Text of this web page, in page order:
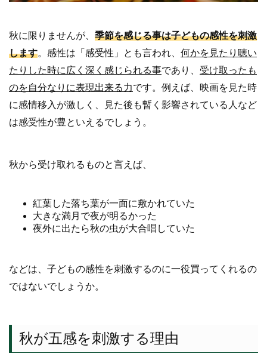
秋に限りませんが、 季節を感じる事は子どもの感性を刺激
します。感性は「感受性」とも言われ、 何かを見たり聴い
たりした時に広く深く感じられる事であり、 受け取ったも
のを自分なりに表現出来る力です。例えば、映画を見た時
に感情移入が激しく、見た後も暫く影響されている人など
は感受性が豊といえるでしょう。
秋から受け取れるものと言えば、
紅葉した落ち葉が一面に敷かれていた
大きな満月で夜が明るかった
夜外に出たら秋の虫が大合唱していた
などは、子どもの感性を刺激するのに一役買ってくれるの
ではないでしょうか。
秋が五感を刺激する理由